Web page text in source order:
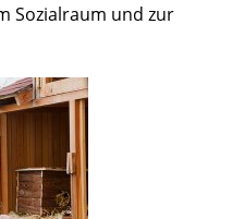
Sozialraum und zur